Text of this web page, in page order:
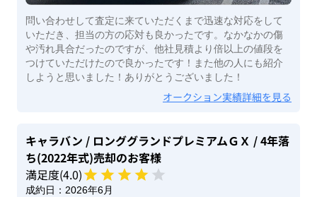
問い合わせして査定に来ていただくまで迅速な対応をして
いただき、担当の方の応対も良かったです。なかなかの傷
や汚れ具合だったのですが、他社見積より倍以上の値段を
つけていただけたので良かったです！また他の人にも紹介
しようと思いました！ありがとうございました！
オークション実績詳細を見る
キャラバン / ロンググランドプレミアムＧＸ / 4年落
ち(2022年式)売却のお客様
満足度(4.0)
成約日： 2026年6月